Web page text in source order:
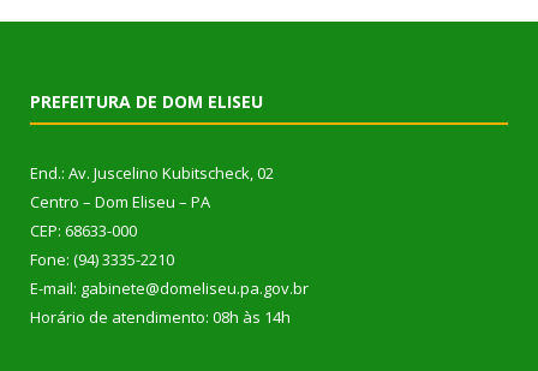
PREFEITURA DE DOM ELISEU
End.: Av. Juscelino Kubitscheck, 02
Centro – Dom Eliseu – PA
CEP: 68633-000
Fone: (94) 3335-2210
E-mail: gabinete@domeliseu.pa.gov.br
Horário de atendimento: 08h às 14h